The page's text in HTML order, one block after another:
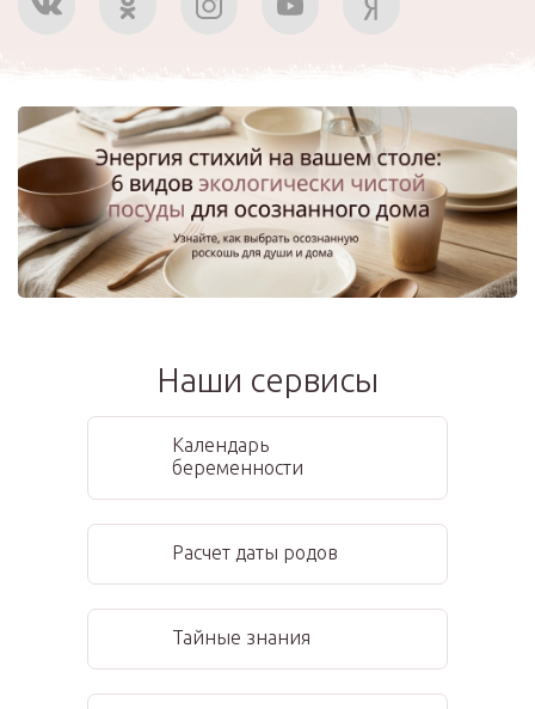
Наши сервисы
Календарь
беременности
Расчет даты родов
Тайные знания